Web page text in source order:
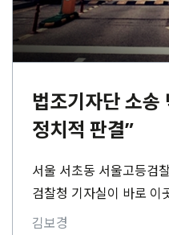
법조기자단 소
정치적 판결”
서울 서초동 서울고등검
검찰청 기자실이 바로 이
찍어야 내부로 들어갈 수
김보경